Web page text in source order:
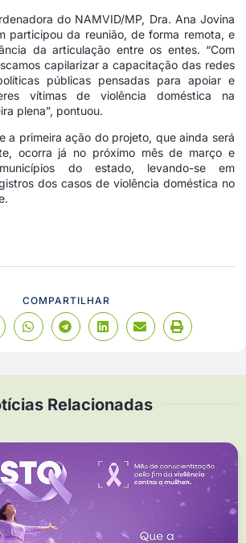
do NAMVID/MP, Dra. Ana Jovina
participou da reunião, de forma remota, e
da articulação entre os entes. “Com
capilarizar a capacitação das redes
públicas pensadas para apoiar e
vítimas de violência doméstica na
plena”, pontuou.
a primeira ação do projeto, que ainda será
ocorra já no próximo mês de março e
do estado, levando-se em
dos casos de violência doméstica no
COMPARTILHAR
Relacionadas